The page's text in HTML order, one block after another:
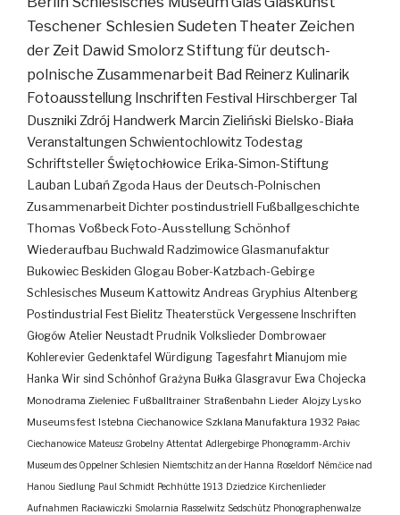
Teschener Schlesien Sudeten TheaterZeichen
der Zeit Dawid SmolorzStiftung für deutsch-
polnische Zusammenarbeit Bad Reinerz Kulinarik
Fotoausstellung Inschriften Festival Hirschberger Tal
Duszniki Zdrój Handwerk Marcin Zieliński Bielsko-Biała
Veranstaltungen SchwientochlowitzTodestag
SchriftstellerŚwiętochłowice Erika-Simon-Stiftung
Lauban LubańZgoda Haus der Deutsch-Polnischen
ZusammenarbeitDichterpostindustriell Fußballgeschichte
Thomas VoßbeckFoto-AusstellungSchönhof
Wiederaufbau Buchwald Radzimowice Glasmanufaktur
Bukowiec Beskiden Glogau Bober-Katzbach-Gebirge
Schlesisches Museum Kattowitz Andreas Gryphius Altenberg
Postindustrial Fest Bielitz Theaterstück Vergessene Inschriften
Głogów Atelier Neustadt Prudnik Volkslieder Dombrowaer
Kohlerevier Gedenktafel Würdigung Tagesfahrt Mianujom mie
Hanka Wir sind Schönhof Grażyna Bułka Glasgravur Ewa Chojecka
Monodrama Zieleniec Fußballtrainer Straßenbahn Lieder Alojzy Lysko
Museumsfest Istebna Ciechanowice Szklana Manufaktura 1932 Pałac
Ciechanowice Mateusz Grobelny Attentat Adlergebirge Phonogramm-Archiv
Museum des Oppelner Schlesien Niemtschitz an der Hanna Roseldorf Némčice nad
Hanou Siedlung Paul Schmidt Pechhütte 1913 Dziedzice Kirchenlieder
Aufnahmen Racławiczki Smolarnia Rasselwitz Sedschütz Phonographenwalze